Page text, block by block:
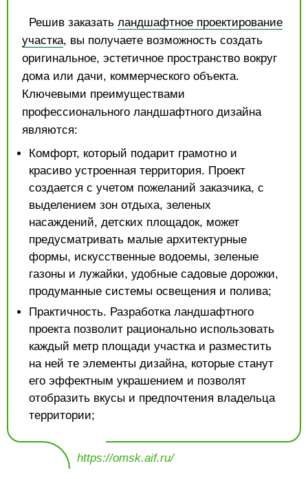
Решив заказать ландшафтное проектирование
участка, вы получаете возможность создать
оригинальное, эстетичное пространство вокруг
дома или дачи, коммерческого объекта.
Ключевыми преимуществами
профессионального ландшафтного дизайна
являются:
Комфорт, который подарит грамотно и
красиво устроенная территория. Проект
создается с учетом пожеланий заказчика, с
выделением зон отдыха, зеленых
насаждений, детских площадок, может
предусматривать малые архитектурные
формы, искусственные водоемы, зеленые
газоны и лужайки, удобные садовые дорожки,
продуманные системы освещения и полива;
Практичность. Разработка ландшафтного
проекта позволит рационально использовать
каждый метр площади участка и разместить
на ней те элементы дизайна, которые станут
его эффектным украшением и позволят
отобразить вкусы и предпочтения владельца
территории;
https://omsk.aif.ru/